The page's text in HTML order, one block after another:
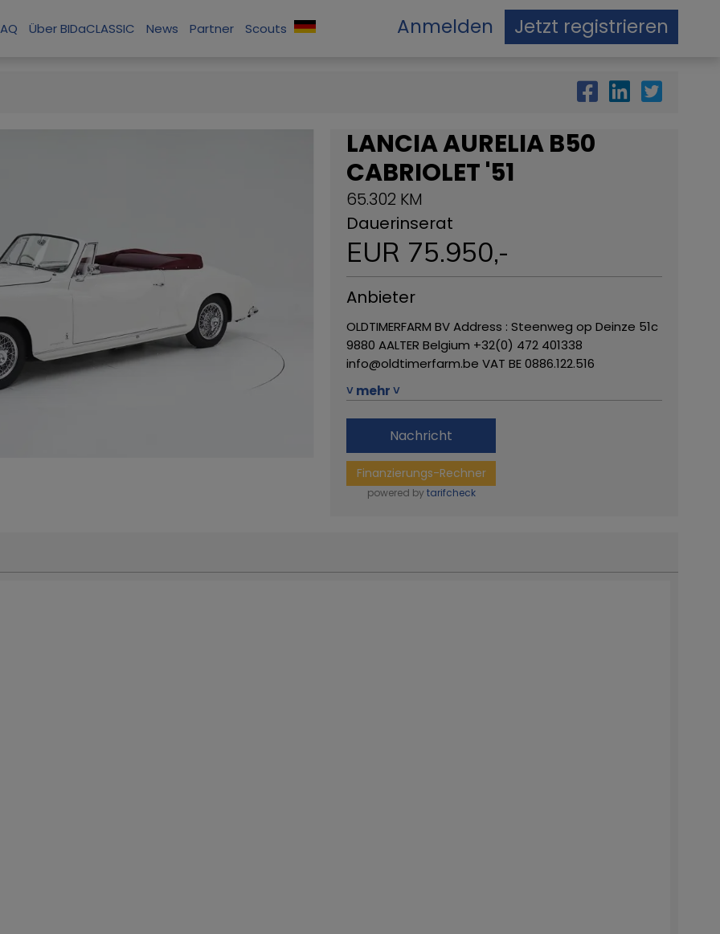
Über BIDaCLASSIC News Partner Scouts Anmelden Jetzt registrieren
LANCIA AURELIA B50
CABRIOLET '51
65.302 KM
Dauerinserat
EUR 75.950,-
Anbieter
OLDTIMERFARM BV Address : Steenweg op Deinze 51c
9880 AALTER Belgium +32(0) 472 401338
info@oldtimerfarm.be VAT BE 0886.122.516
Mehr von diesem Händler
˅ mehr ˅
Nachricht
Finanzierungs-Rechner
powered by tarifcheck